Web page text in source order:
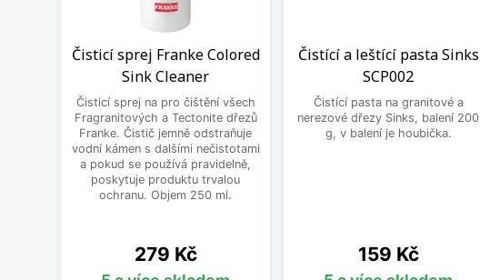
Čisticí sprej Franke Colored
Sink Cleaner
Čisticí sprej na pro čištění všech
Fragranitových a Tectonite dřezů
Franke. Čistič jemně odstraňuje
vodní kámen s dalšími nečistotami
a pokud se používá pravidelně,
poskytuje produktu trvalou
ochranu. Objem 250 ml.
Cena
279 Kč
Čistící a leštící pasta Sinks
SCP002
Čistící pasta na granitové a
nerezové dřezy Sinks, balení 200
g, v balení je houbička.
Cena
159 Kč